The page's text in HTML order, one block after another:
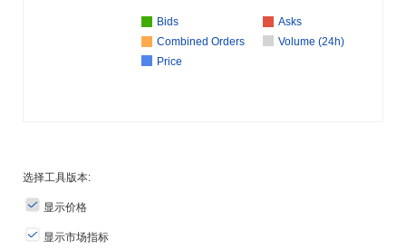
Bids
Asks
Combined Orders
Volume (24h)
Price
选择工具版本:
显示价格
显示市场指标